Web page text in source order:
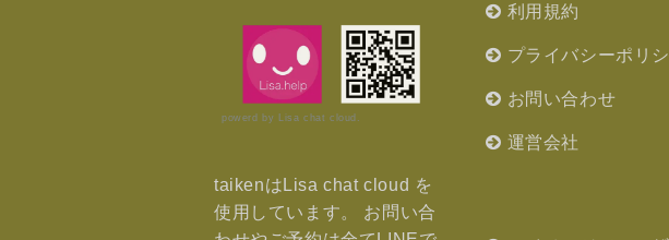
powerd by Lisa chat cloud.
taikenはLisa chat cloud を
使用しています。 お問い合
利用規約
プライバシーポリ
お問い合わせ
運営会社